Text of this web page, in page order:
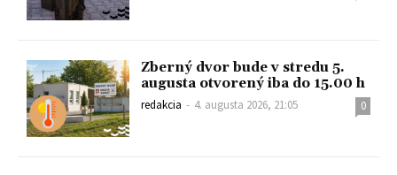
Zberný dvor bude v stredu 5.
augusta otvorený iba do 15.00 h
redakcia - 4. augusta 2026, 21:05 0